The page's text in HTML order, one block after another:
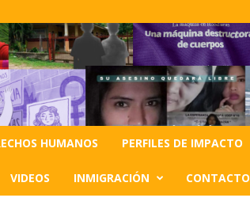
HUMANOS PERFILES DE IMPACTO
VIDEOS INMIGRACIÓN CONTACTO